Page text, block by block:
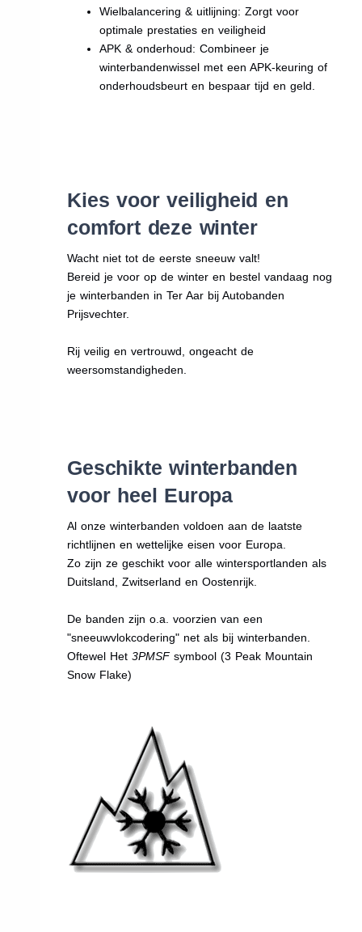
Wielbalancering & uitlijning: Zorgt voor
optimale prestaties en veiligheid
APK & onderhoud: Combineer je
winterbandenwissel met een APK-keuring of
onderhoudsbeurt en bespaar tijd en geld.
Kies voor veiligheid en
comfort deze winter
Wacht niet tot de eerste sneeuw valt!
Bereid je voor op de winter en bestel vandaag nog
je winterbanden in Ter Aar bij Autobanden
Prijsvechter.
Rij veilig en vertrouwd, ongeacht de
weersomstandigheden.
Geschikte winterbanden
voor heel Europa
Al onze winterbanden voldoen aan de laatste
richtlijnen en wettelijke eisen voor Europa.
Zo zijn ze geschikt voor alle wintersportlanden als
Duitsland, Zwitserland en Oostenrijk.
De banden zijn o.a. voorzien van een
"sneeuwvlokcodering" net als bij winterbanden.
Oftewel Het3PMSFsymbool (3 Peak Mountain
Snow Flake)